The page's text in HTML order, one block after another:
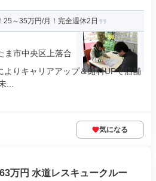
～35万円/月！完全週休2日
ま市中央区上落合
よりキャリアアップ＆給料UPで店舗
...
気になる
万円 水道レスキュークルー